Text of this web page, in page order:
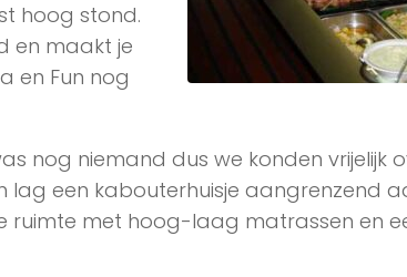
hoog stond.
en maakt je
en Fun nog
nog niemand dus we konden vrijelijk
lag een kabouterhuisje aangrenzend
ruimte met hoog-laag matrassen en